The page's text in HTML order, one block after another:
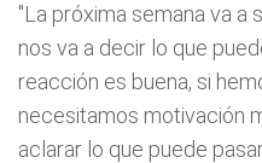
"La próxima semana va a
nos va a decir lo que
reacción es buena, si
necesitamos motivación
aclarar lo que puede